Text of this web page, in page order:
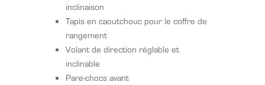
inclinaison
Tapis en caoutchouc pour le coffre de
rangement
Volant de direction réglable et
inclinable
Pare-chocs avant